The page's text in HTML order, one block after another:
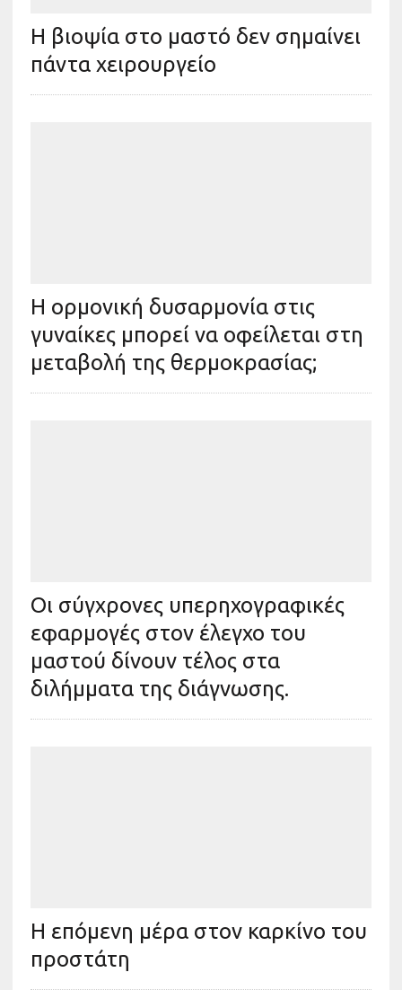
H βιοψία στο μαστό δεν σημαίνει
πάντα χειρουργείο
Η ορμονική δυσαρμονία στις
γυναίκες μπορεί να οφείλεται στη
μεταβολή της θερμοκρασίας;
Οι σύγχρονες υπερηχογραφικές
εφαρμογές στον έλεγχο του
μαστού δίνουν τέλος στα
διλήμματα της διάγνωσης.
Η επόμενη μέρα στον καρκίνο του
προστάτη